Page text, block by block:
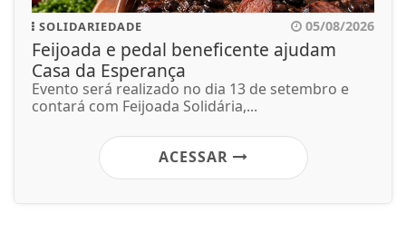
SOLIDARIEDADE 05/08/2026
Feijoada e pedal beneficente ajudam
Casa da Esperança
Evento será realizado no dia 13 de setembro e
contará com Feijoada Solidária,...
ACESSAR